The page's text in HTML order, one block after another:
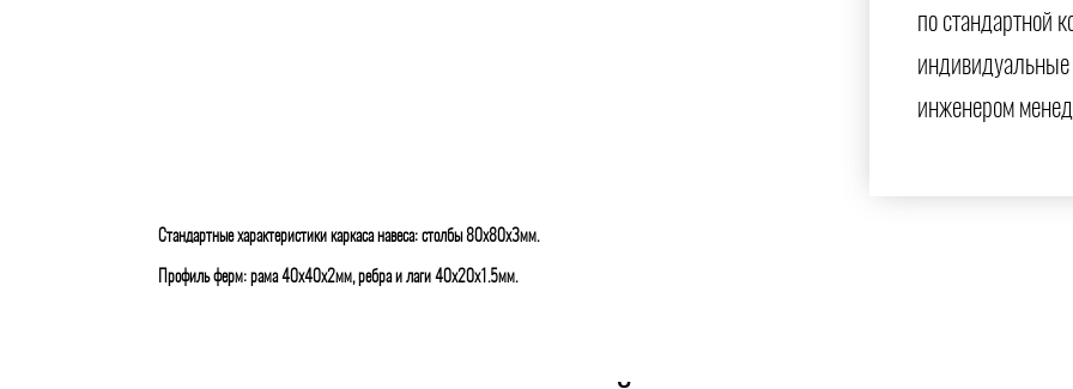
по стандартной
инженером
Стандартные характеристики каркаса навеса: столбы 80х80х3мм.
Профиль ферм: рама 40х40х2мм, ребра и лаги 40х20х1.5мм.